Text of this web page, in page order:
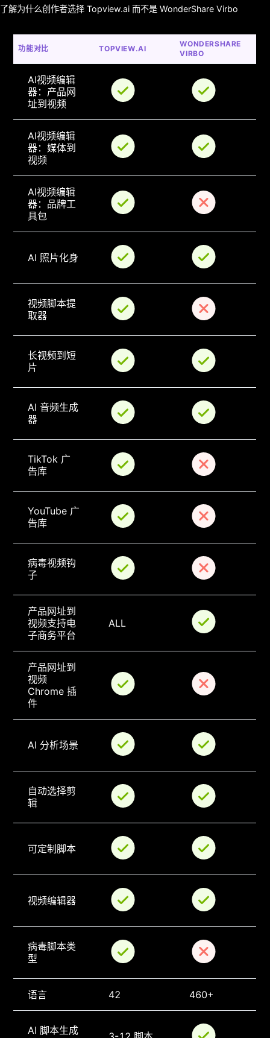
了解为什么创作者选择 Topview.ai 而不是 WonderShare Virbo
功能对比 TOPVIEW.AI
WONDERSHARE
VIRBO
AI视频编辑
器：产品网
址到视频
AI视频编辑
器：媒体到
视频
AI视频编辑
器：品牌工
具包
AI 照片化身
视频脚本提
取器
长视频到短
片
AI 音频生成
器
TikTok 广
告库
YouTube 广
告库
病毒视频钩
子
产品网址到
视频支持电
子商务平台
ALL
产品网址到
视频
Chrome 插
件
AI 分析场景
自动选择剪
辑
可定制脚本
视频编辑器
病毒脚本类
型
语言 42 460+
AI 脚本生成